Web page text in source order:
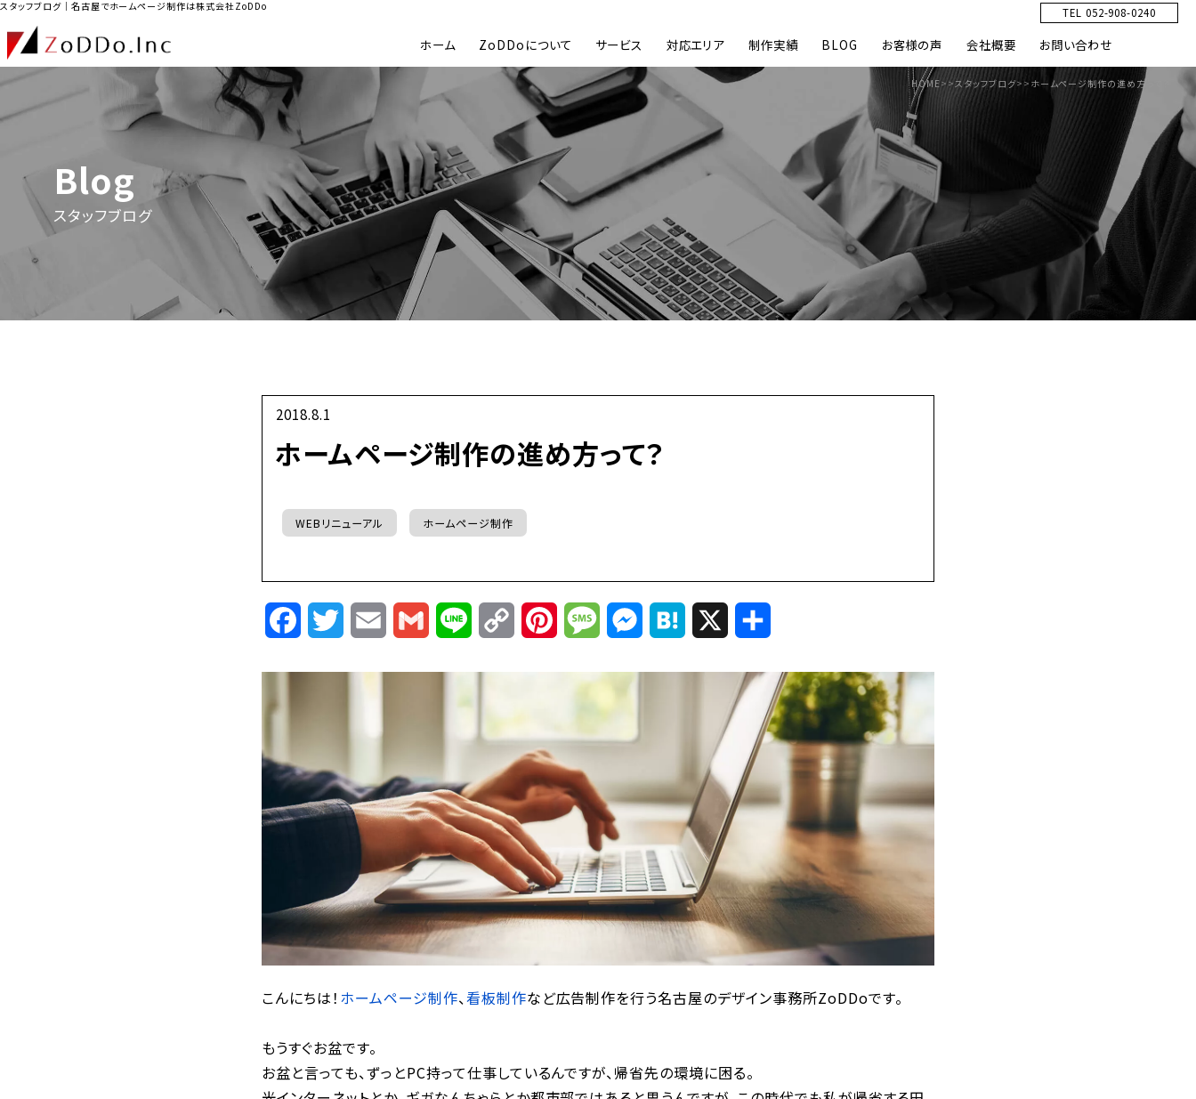
スタッフブログ｜名古屋でホームページ制作は株式会社ZoDDo
ホーム ZoDDoについて サービス 対応エリア 制作実績 BLOG お客様の声 会社概要 お問い合わせ
TEL 052-908-0240
Blog
スタッフブログ
HOME>>スタッフブログ>> ホームページ制作の進め方って？
2018.8.1
ホームページ制作の進め方って？
WEBリニューアル ホームページ制作
FacebookTwitterEmail Gmail Line
Copy
Link
PinterestMessageMessenger
Hatena
こんにちは！ ホームページ制作、看板制作など広告制作を行う名古屋のデザイン事務所ZoDDoです。
もうすぐお盆です。
お盆と言っても、ずっとPC持って仕事しているんですが、帰省先の環境に困る。